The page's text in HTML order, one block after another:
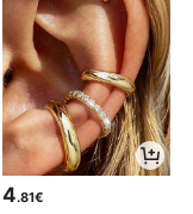
4.81€